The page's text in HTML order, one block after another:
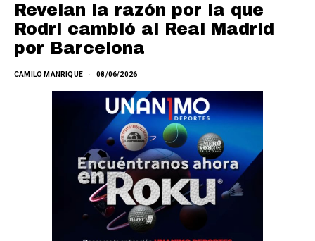
Revelan la razón por la que
Rodri cambió al Real Madrid
por Barcelona
CAMILO MANRIQUE 08/06/2026